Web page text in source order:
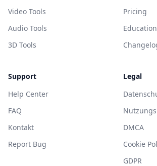
Video Tools
Audio Tools
3D Tools
Pricing
Education
Support
Help Center
FAQ
Kontakt
Report Bug
Legal
DMCA
Cookie
GDPR